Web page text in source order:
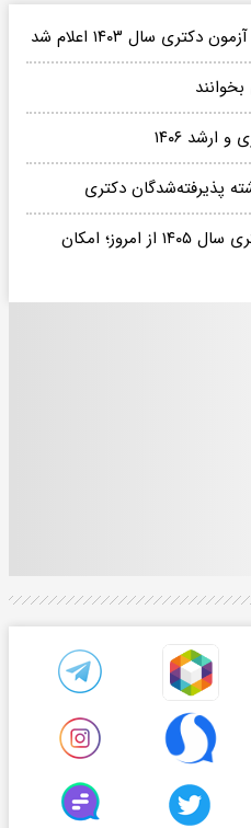
سال ۱۴۰۳ اعلام شد
۱۴۰۶
پذیرفته‌شدگان دکتری
آغاز انتخاب رشته آزمون دکتری سال ۱۴۰۵ از امروز؛ امکان